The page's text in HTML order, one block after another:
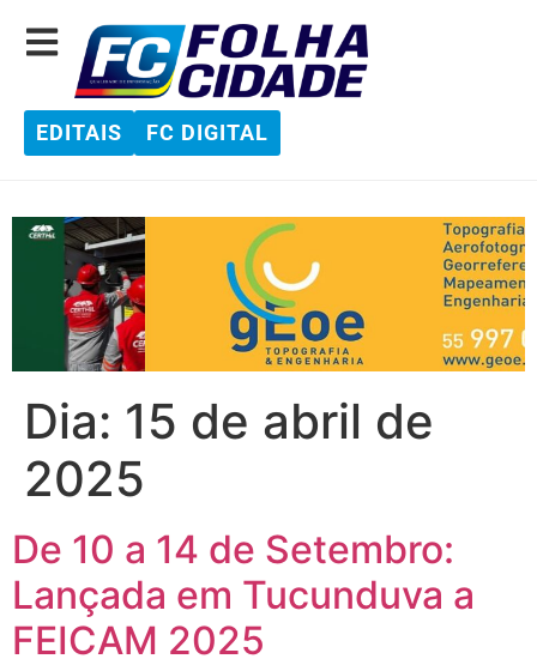
EDITAIS FC DIGITAL
Dia: 15 de abril de
2025
De 10 a 14 de Setembro:
Lançada em Tucunduva a
FEICAM 2025